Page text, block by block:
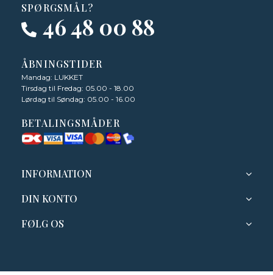
SPØRGSMÅL?
46 48 00 88
ÅBNINGSTIDER
Mandag: LUKKET
Tirsdag til Fredag: 05.00 - 18.00
Lørdag til Søndag: 05.00 - 16.00
BETALINGSMÅDER
INFORMATION
DIN KONTO
FØLG OS